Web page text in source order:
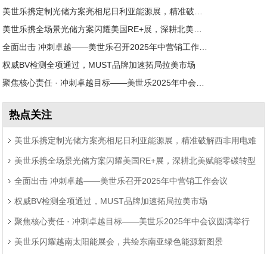
美世乐携定制光储方案亮相尼日利亚能源展，精准破解西非用电难题
美世乐携全场景光储方案闪耀美国RE+展，深耕北美赋能零碳转型
全面出击 冲刺卓越——美世乐召开2025年中营销工作会议
权威BV检测全项通过，MUST品牌加速拓局拉美市场
聚焦核心责任 · 冲刺卓越目标——美世乐2025年中会议圆满举行
热点关注
美世乐携定制光储方案亮相尼日利亚能源展，精准破解西非用电难
题 美世乐携全场景光储方案闪耀美国RE+展，深耕北美赋能零碳转型
全面出击 冲刺卓越——美世乐召开2025年中营销工作会议
权威BV检测全项通过，MUST品牌加速拓局拉美市场
聚焦核心责任 · 冲刺卓越目标——美世乐2025年中会议圆满举行
美世乐闪耀越南太阳能展会，共绘东南亚绿色能源新图景